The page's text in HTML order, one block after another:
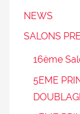
NEWS
SALONS
16ème
5EME